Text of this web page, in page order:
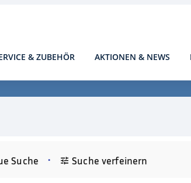
& ZUBEHÖR AKTIONEN & NEWS
Suche • Suche verfeinern